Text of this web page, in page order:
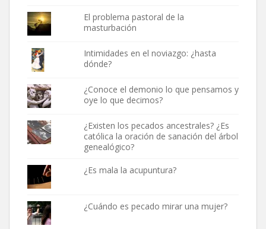
El problema pastoral de la
masturbación
Intimidades en el noviazgo: ¿hasta
dónde?
¿Conoce el demonio lo que pensamos y
oye lo que decimos?
¿Existen los pecados ancestrales? ¿Es
católica la oración de sanación del árbol
genealógico?
¿Es mala la acupuntura?
¿Cuándo es pecado mirar una mujer?